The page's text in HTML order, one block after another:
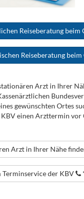
Reiseberatung beim
Reiseberatung beim
Arzt in Ihrer
gewünschten Ortes
einen Arzttermin vor
Arzt in Ihrer Nähe
Terminservice der KBV